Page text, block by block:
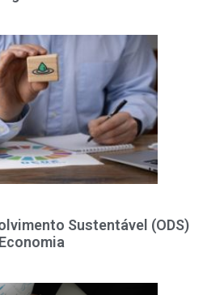
Sustentável (ODS)